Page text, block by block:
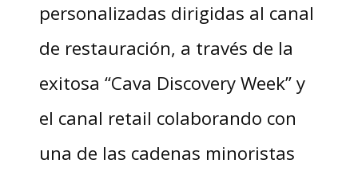
personalizadas dirigidas al canal
de restauración, a través de la
exitosa “Cava Discovery Week” y
el canal retail colaborando con
una de las cadenas minoristas